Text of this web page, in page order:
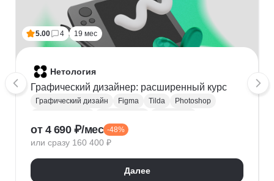
5.00 4 19 мес
Нетология
Графический дизайнер: расширенный курс
Графический дизайн Figma Tilda
Photoshop
Иллюстрация
Скетчинг
Adobe Animate
Cinema 4D
Дизайн логотипов
Дизайн упаковки
Бренд-дизайн
от 4 690 ₽/мес -48%
или сразу 160 400 ₽
Далее